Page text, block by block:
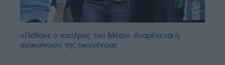
«Πέθανε ο πατέρας του Μέσι»: Αναμένεται η
ανακοίνωση της οικογένειας